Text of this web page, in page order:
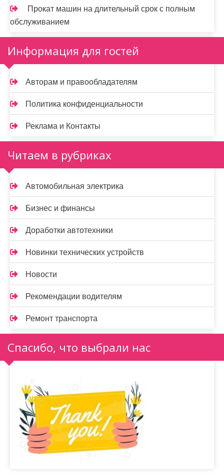
Прокат машин на длительный срок с полным
обслуживанием
Информация для гостей
Авторам и правообладателям
Политика конфиденциальности
Реклама и Контакты
Читаем в рубриках
Автомобильная электрика
Бизнес и финансы
Доработки автотехники
Новинки технических устройств
Новости
Рекомендации водителям
Ремонт транспорта
Спасибо, что выбрали нас